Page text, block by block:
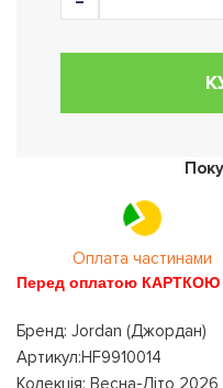
Оплата частинами
Перед оплатою КАРТКОЮ
Бренд: Jordan (Джордан)
Артикул:HF9910014
Колекція: Весна-Літо 2026